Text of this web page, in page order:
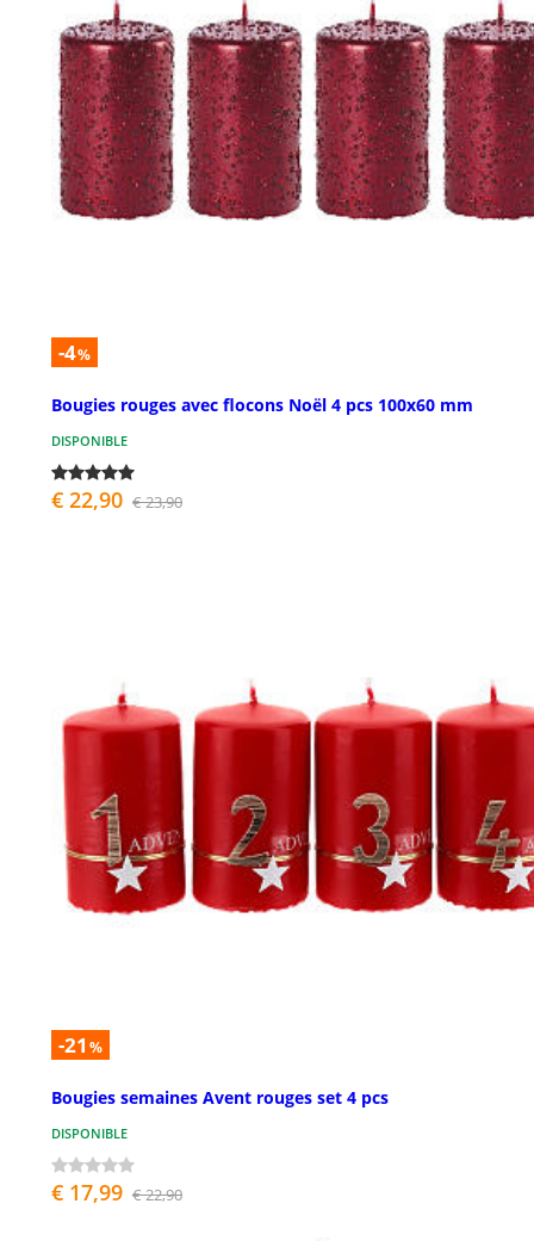
-4%
Bougies rouges avec flocons Noël 4 pcs 100x60 mm
DISPONIBLE
€ 22,90 € 23,90
-21 %
Bougies semaines Avent rouges set 4 pcs
DISPONIBLE
€ 17,99 € 22,90